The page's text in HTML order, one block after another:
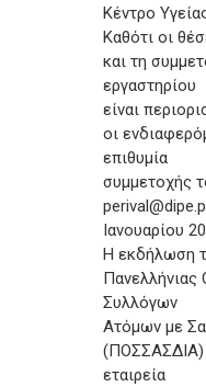
Κέντρο
Καθότι οι
και τη
εργαστηρίου
είναι
οι
επιθυμία
συμμετοχής
Ιανουαρίου
Η εκδήλωση
Συλλόγων
Ατόμων με
(ΠΟΣΣΑΣΔΙΑ)
εταιρεία